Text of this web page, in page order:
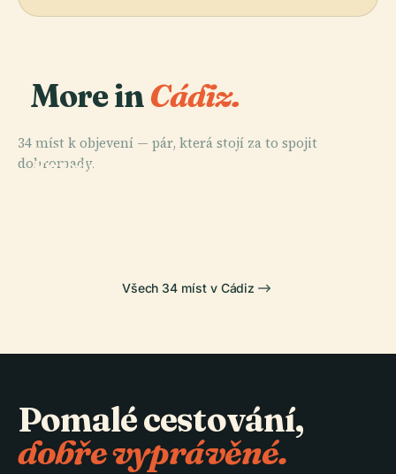
More inCádiz.
34 míst k objevení — pár, která stojí za to spojit
dohromady.
PLACE
Katedrála V
PLACE
PLACE
Všech 34 míst v Cádiz
Pomalé cestování,
dobře vyprávěné.